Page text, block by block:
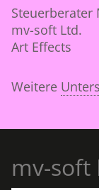
Steuerberater
mv-soft Ltd.
Art Effects
Weitere
mv-soft